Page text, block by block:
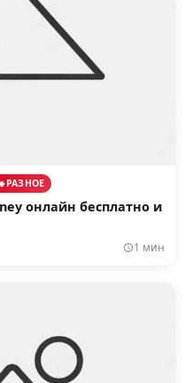
РАЗНОЕ
онлайн бесплатно и
1 мин